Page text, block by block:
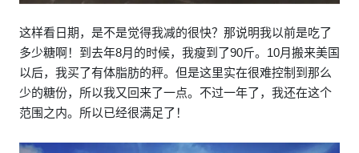
这样看日期，是不是觉得我减的很快？那说明我以前是吃了
多少糖啊！到去年8月的时候，我瘦到了90斤。10月搬来美国
以后，我买了有体脂肪的秤。但是这里实在很难控制到那么
少的糖份，所以我又回来了一点。不过一年了，我还在这个
范围之内。所以已经很满足了！